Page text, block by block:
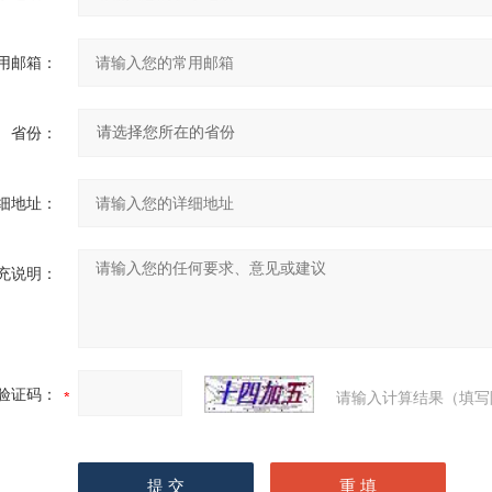
邮箱：
省份：
地址：
说明：
证码： 请输入计算结果（填